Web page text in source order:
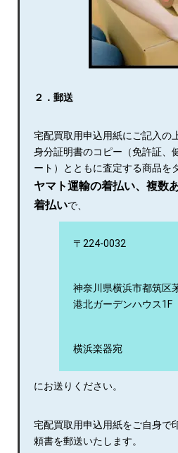
２．郵送
宅配買取用申込用紙にご記入の
身分証明書のコピー（免許証、
ート）とともに査定する商品を
ヤマト運輸の着払い、複数
着払いで、
〒224-0032
神奈川県横浜市都筑区
港北ガーデンハウス1F
横浜楽器宛
にお送りください。
宅配買取用申込用紙をご自身で
頼書を郵送いたします。